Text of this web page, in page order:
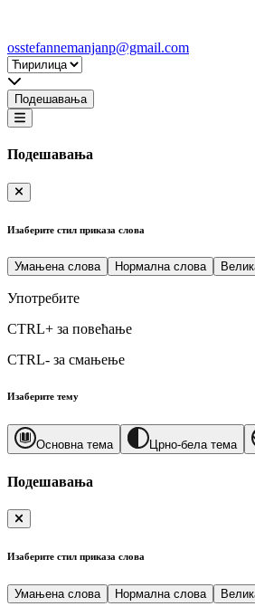
osstefannemanjanp@gmail.com
Подешавања
Подешавања
Изаберите стил приказа слова
Умањена слова Нормална слова
Употребите
CTRL+ за повећање
CTRL- за смањење
Изаберите тему
Основна тема Црно-бела тема
Подешавања
Изаберите стил приказа слова
Умањена слова Нормална слова